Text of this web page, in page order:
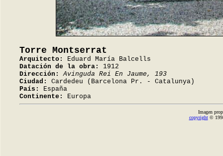
Torre Montserrat
Arquitecto:
Eduard María Balcells
Datación de la obra:
1912
Dirección:
Avinguda Rei En Jaume, 193
Ciudad:
Cardedeu (Barcelona Pr. - Catalunya)
País:
España
Continente:
Europa
Imagen
copyright©